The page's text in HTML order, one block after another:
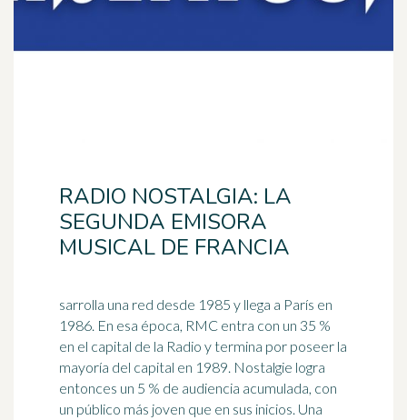
RADIO NOSTALGIA: LA
SEGUNDA EMISORA
MUSICAL DE FRANCIA
sarrolla una red desde 1985 y llega a París en
1986. En esa época, RMC entra con un 35 %
en el capital de la Radio y termina por poseer la
mayoría del capital en 1989. Nostalgie logra
entonces un 5 % de audiencia acumulada, con
un público más joven que en sus inicios. Una